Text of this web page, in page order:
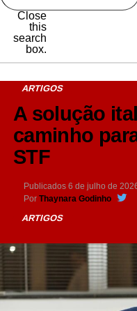
Close
this
search
box.
ARTIGOS
A solução
caminho
STF
Publicados 6 de julho de
Por Thaynara Godinho
ARTIGOS